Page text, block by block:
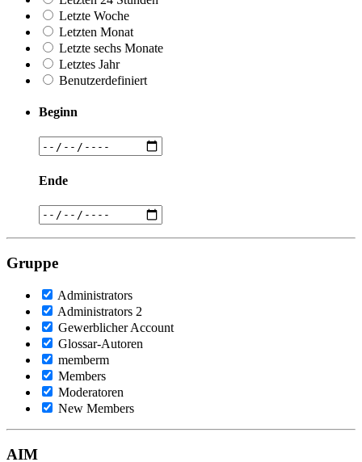
Letzte Woche
Letzten Monat
Letzte sechs Monate
Letztes Jahr
Benutzerdefiniert
Beginn
Ende
Gruppe
Administrators
Administrators 2
Gewerblicher Account
Glossar-Autoren
memberm
Members
Moderatoren
New Members
AIM